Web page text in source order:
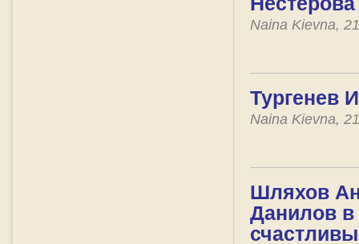
Naina Kievna,
Тургенев
Naina Kievna,
Шляхов
Данилов в